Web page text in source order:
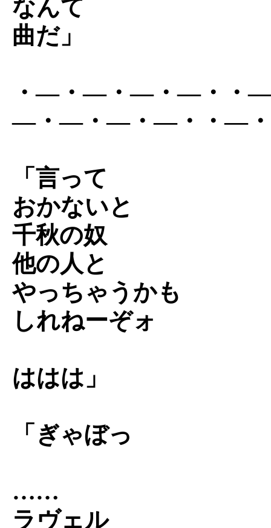
なんて
曲だ」
・―・―・―・―・・
―・―・―・―・・―
「言って
おかないと
千秋の奴
他の人と
やっちゃうかも
しれねーぞォ
ははは」
「ぎゃぼっ
……
ラヴェル